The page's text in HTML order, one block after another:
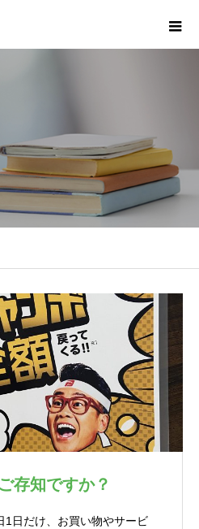
ント
存知ですか？
1日だけ、お買い物やサービ